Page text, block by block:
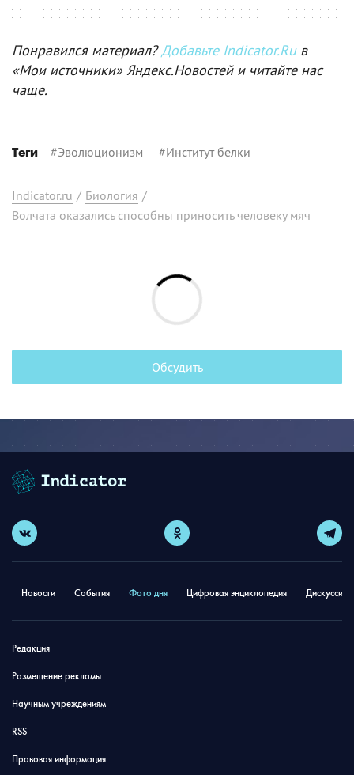
Понравился материал?Добавьте Indicator.Ruв
«Мои источники» Яндекс.Новостей и читайте нас
чаще.
Теги #Эволюционизм #Институт белки
Indicator.ru / Биология /
Волчата оказались способны приносить человеку мяч
Обсудить
Новости События Фото дня Цифровая энциклопедия
Редакция
Размещение рекламы
Научным учреждениям
RSS
Правовая информация